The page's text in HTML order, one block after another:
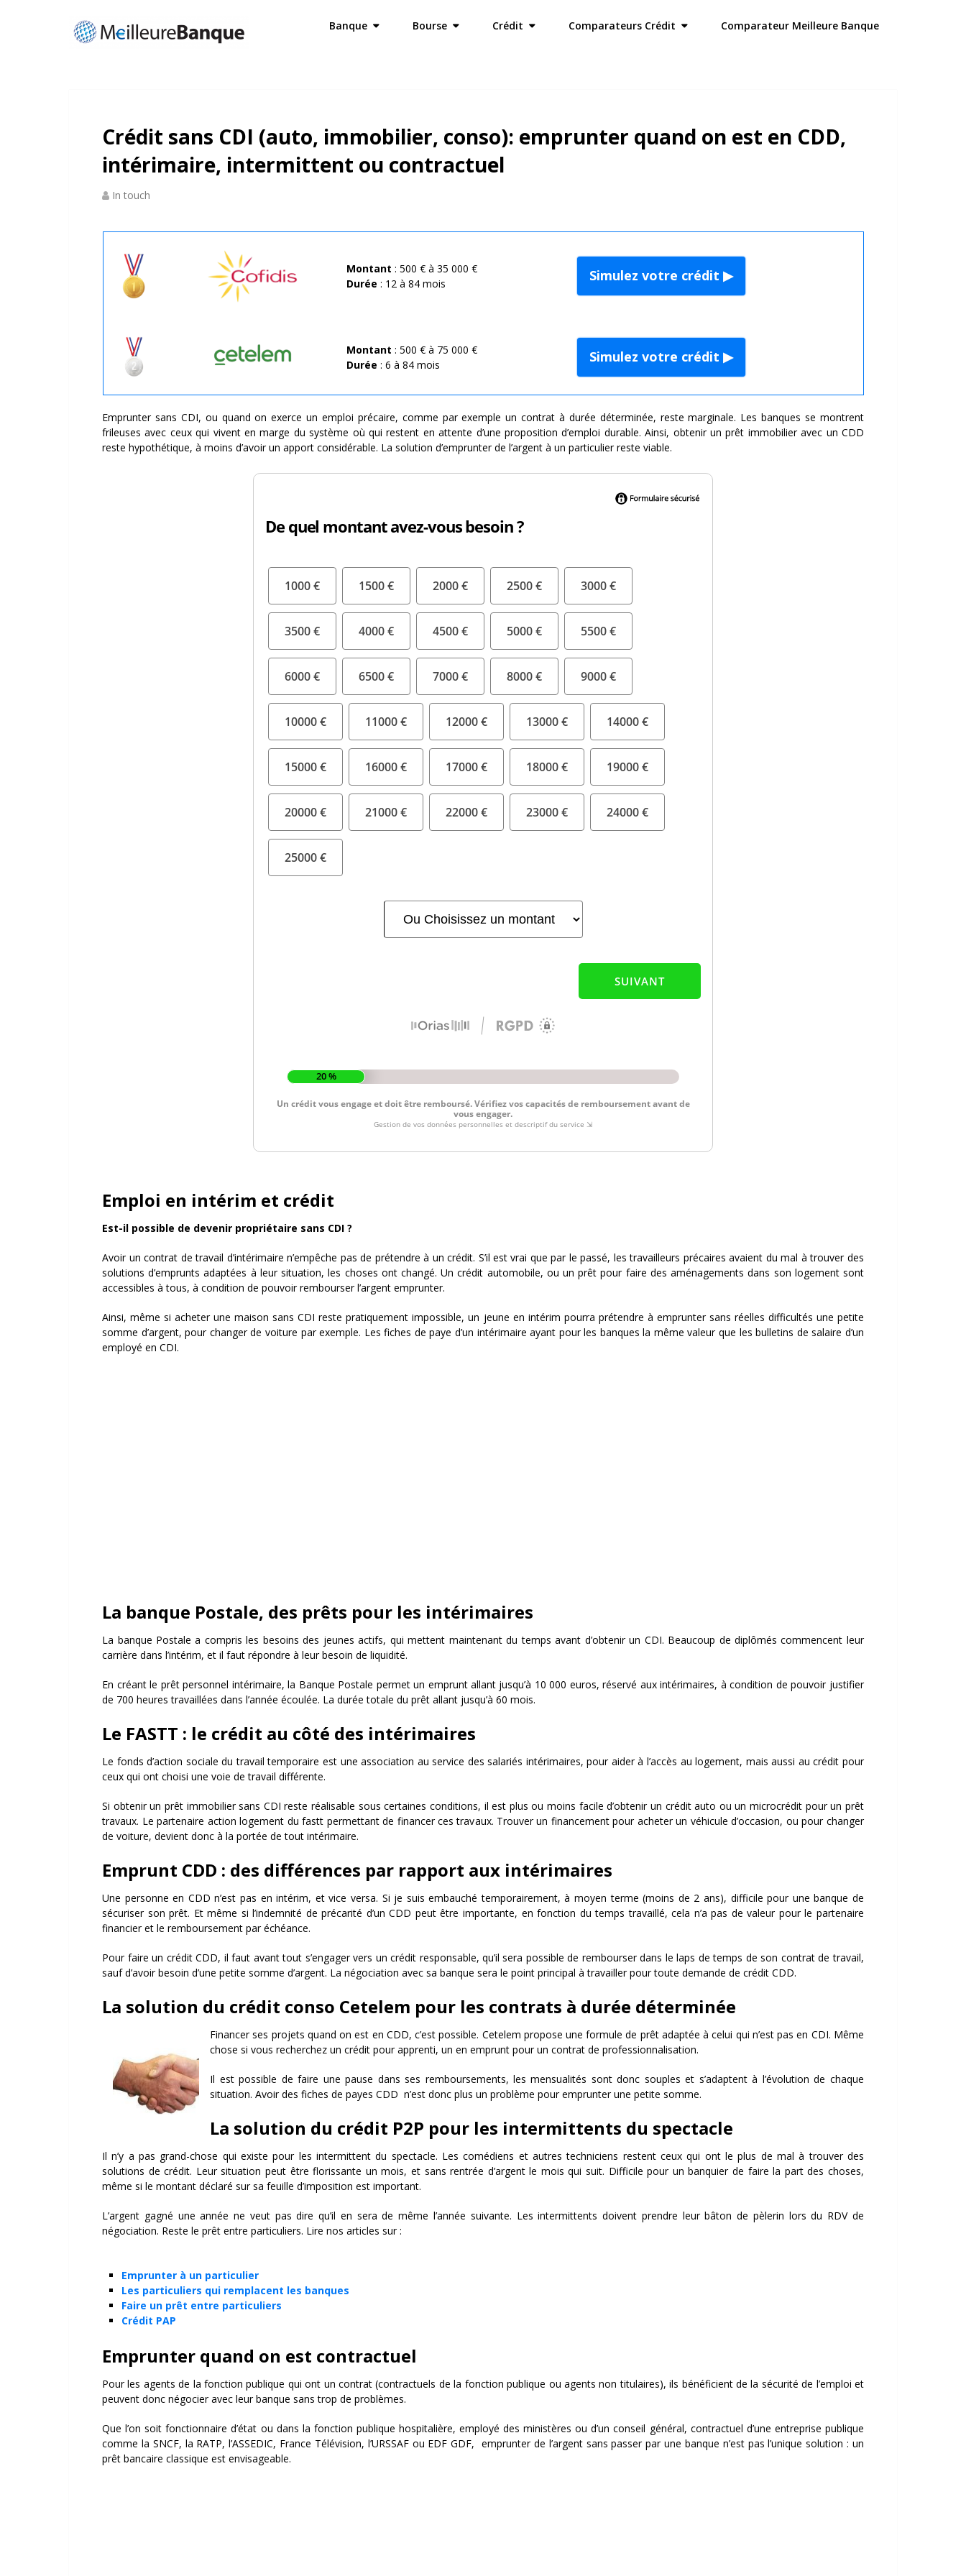
Banque Bourse Crédit Comparateurs Crédit Comparateur Meilleure Banque
Crédit sans CDI (auto, immobilier, conso): emprunter quand on est en CDD,
intérimaire, intermittent ou contractuel
In touch
Montant : 500 € à 35 000 €
Durée : 12 à 84 mois Simulez votre crédit ▶
Montant : 500 € à 75 000 €
Durée : 6 à 84 mois Simulez votre crédit ▶
Emprunter sans CDI, ou quand on exerce un emploi précaire, comme par exemple un contrat à durée déterminée, reste marginale. Les banques se montrent
frileuses avec ceux qui vivent en marge du système où qui restent en attente d’une proposition d’emploi durable. Ainsi, obtenir un prêt immobilier avec un CDD
reste hypothétique, à moins d’avoir un apport considérable. La solution d’emprunter de l’argent à un particulier reste viable.
Emploi en intérim et crédit
Est-il possible de devenir propriétaire sans CDI ?
Avoir un contrat de travail d’intérimaire n’empêche pas de prétendre à un crédit. S’il est vrai que par le passé, les travailleurs précaires avaient du mal à trouver des
solutions d’emprunts adaptées à leur situation, les choses ont changé. Un crédit automobile, ou un prêt pour faire des aménagements dans son logement sont
accessibles à tous, à condition de pouvoir rembourser l’argent emprunter.
Ainsi, même si acheter une maison sans CDI reste pratiquement impossible, un jeune en intérim pourra prétendre à emprunter sans réelles difficultés une petite
somme d’argent, pour changer de voiture par exemple. Les fiches de paye d’un intérimaire ayant pour les banques la même valeur que les bulletins de salaire d’un
employé en CDI.
La banque Postale, des prêts pour les intérimaires
La banque Postale a compris les besoins des jeunes actifs, qui mettent maintenant du temps avant d’obtenir un CDI. Beaucoup de diplômés commencent leur
carrière dans l’intérim, et il faut répondre à leur besoin de liquidité.
En créant le prêt personnel intérimaire, la Banque Postale permet un emprunt allant jusqu’à 10 000 euros, réservé aux intérimaires, à condition de pouvoir justifier
de 700 heures travaillées dans l’année écoulée. La durée totale du prêt allant jusqu’à 60 mois.
Le FASTT : le crédit au côté des intérimaires
Le fonds d’action sociale du travail temporaire est une association au service des salariés intérimaires, pour aider à l’accès au logement, mais aussi au crédit pour
ceux qui ont choisi une voie de travail différente.
Si obtenir un prêt immobilier sans CDI reste réalisable sous certaines conditions, il est plus ou moins facile d’obtenir un crédit auto ou un microcrédit pour un prêt
travaux. Le partenaire action logement du fastt permettant de financer ces travaux. Trouver un financement pour acheter un véhicule d’occasion, ou pour changer
de voiture, devient donc à la portée de tout intérimaire.
Emprunt CDD : des différences par rapport aux intérimaires
Une personne en CDD n’est pas en intérim, et vice versa. Si je suis embauché temporairement, à moyen terme (moins de 2 ans), difficile pour une banque de
sécuriser son prêt. Et même si l’indemnité de précarité d’un CDD peut être importante, en fonction du temps travaillé, cela n’a pas de valeur pour le partenaire
financier et le remboursement par échéance.
Pour faire un crédit CDD, il faut avant tout s’engager vers un crédit responsable, qu’il sera possible de rembourser dans le laps de temps de son contrat de travail,
sauf d’avoir besoin d’une petite somme d’argent. La négociation avec sa banque sera le point principal à travailler pour toute demande de crédit CDD.
La solution du crédit conso Cetelem pour les contrats à durée déterminée
Financer ses projets quand on est en CDD, c’est possible. Cetelem propose une formule de prêt adaptée à celui qui n’est pas en CDI. Même
chose si vous recherchez un crédit pour apprenti, un en emprunt pour un contrat de professionnalisation.
Il est possible de faire une pause dans ses remboursements, les mensualités sont donc souples et s’adaptent à l’évolution de chaque
situation. Avoir des fiches de payes CDD n’est donc plus un problème pour emprunter une petite somme.
La solution du crédit P2P pour les intermittents du spectacle
Il n’y a pas grand-chose qui existe pour les intermittent du spectacle. Les comédiens et autres techniciens restent ceux qui ont le plus de mal à trouver des
solutions de crédit. Leur situation peut être florissante un mois, et sans rentrée d’argent le mois qui suit. Difficile pour un banquier de faire la part des choses,
même si le montant déclaré sur sa feuille d’imposition est important.
L’argent gagné une année ne veut pas dire qu’il en sera de même l’année suivante. Les intermittents doivent prendre leur bâton de pèlerin lors du RDV de
négociation. Reste le prêt entre particuliers. Lire nos articles sur :
Emprunter à un particulier
Les particuliers qui remplacent les banques
Faire un prêt entre particuliers
Crédit PAP
Emprunter quand on est contractuel
Pour les agents de la fonction publique qui ont un contrat (contractuels de la fonction publique ou agents non titulaires), ils bénéficient de la sécurité de l’emploi et
peuvent donc négocier avec leur banque sans trop de problèmes.
Que l’on soit fonctionnaire d’état ou dans la fonction publique hospitalière, employé des ministères ou d’un conseil général, contractuel d’une entreprise publique
comme la SNCF, la RATP, l’ASSEDIC, France Télévision, l’URSSAF ou EDF GDF, emprunter de l’argent sans passer par une banque n’est pas l’unique solution : un
prêt bancaire classique est envisageable.